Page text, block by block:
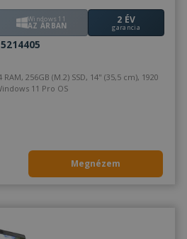
Windows 11
AZ ÁRBAN 2 ÉV
garancia
(Full HD), Intel UHD, Windows 11 Pro OS
Megnézem